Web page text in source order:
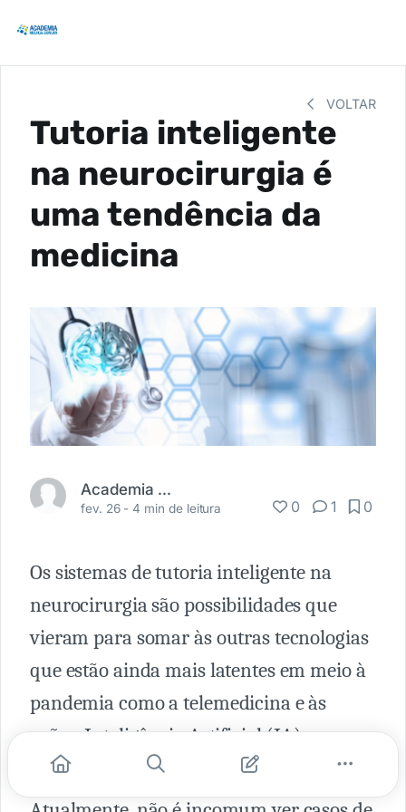
VOLTAR
Tutoria inteligente
na neurocirurgia é
uma tendência da
medicina
Academia Médica
fev. 26 -4 min de leitura 0 1 0
Os sistemas de tutoria inteligente na
neurocirurgia são possibilidades que
vieram para somar às outras tecnologias
que estão ainda mais latentes em meio à
pandemia como a telemedicina e às
ações Inteligência Artificial (IA)
aplicadas à área médica.